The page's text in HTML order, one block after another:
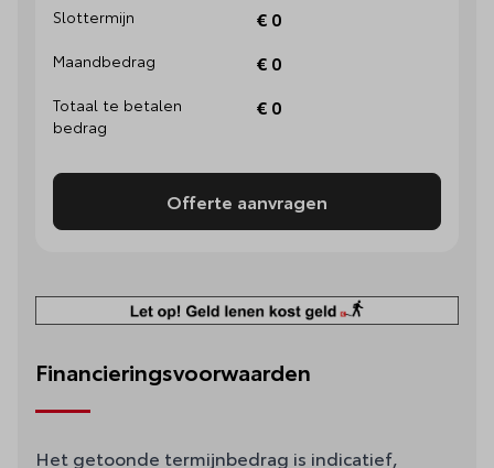
Slottermijn € 0
Maandbedrag € 0
Totaal te betalen
bedrag
€ 0
Offerte aanvragen
Financieringsvoorwaarden
Het getoonde termijnbedrag is indicatief,